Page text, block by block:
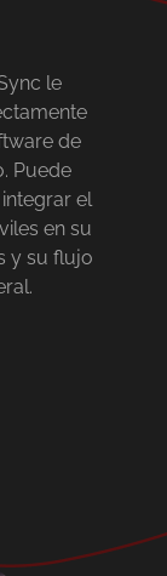
le
de
Puede
el
en su
y su flujo